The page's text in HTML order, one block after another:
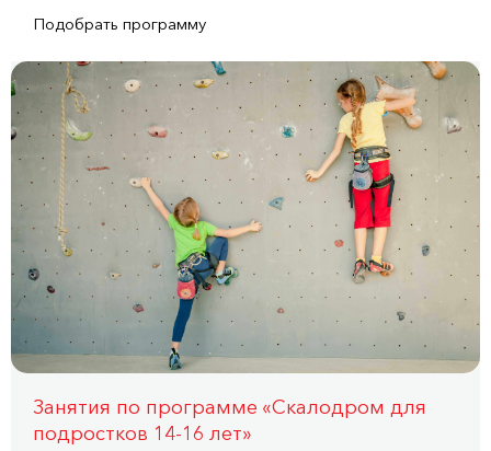
Подобрать программу
Занятия по программе «Скалодром для
подростков 14-16 лет»